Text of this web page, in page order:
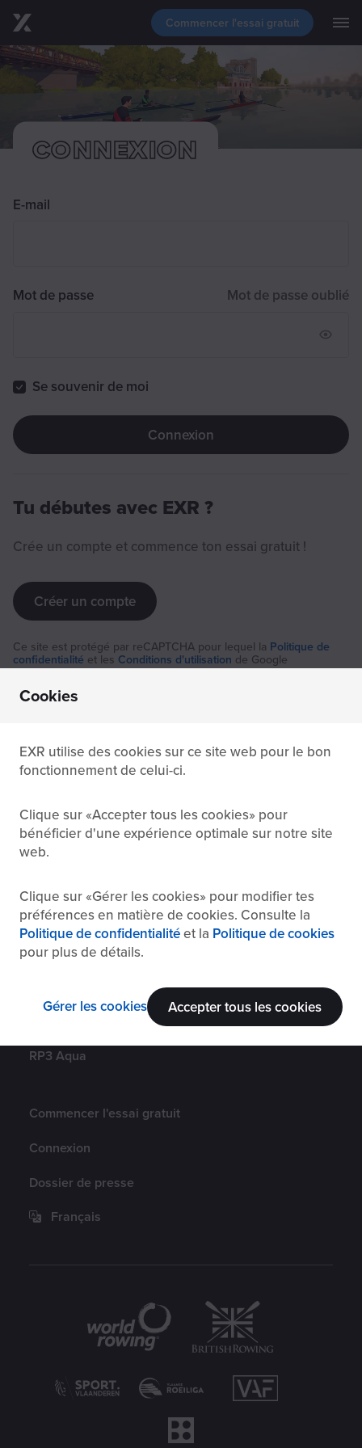
Cookies
EXR utilise des cookies sur ce site web pour le bon
fonctionnement de celui-ci.
Clique sur Accepter tous les cookies pour
bénéficier d'une expérience optimale sur notre site
web.
Clique sur Gérer les cookies pour modifier tes
préférences en matière de cookies. Consulte la
Politique de confidentialitéet la Politique de cookies
pour plus de détails.
Gérer les cookies Accepter tous les cookies
Passer au contenu principal
Commencer l'essai gratuit
Fonctionnalités
Télécharger
Assistance
Blog
Évènements
CONNEXION
E-mail
Mot de passe
Mot
Mot de passe oublié
Se souvenir de moi
Connexion
Tu débutes avec EXR ?
Crée un compte et commence ton essai gratuit !
Créer un compte
Ce site est protégé par reCAPTCHA pour lequel la Politique de
confidentialité et les Conditions d'utilisation de Google
s'appliquent.
Navigation
Accueil
Fonctionnalités
Télécharger
Assistance
RP3 Aqua
Suis-nous
Facebook
TikTok
Compte
Commencer l'essai gratuit
Connexion
Dossier de presse
Français
Partenaires